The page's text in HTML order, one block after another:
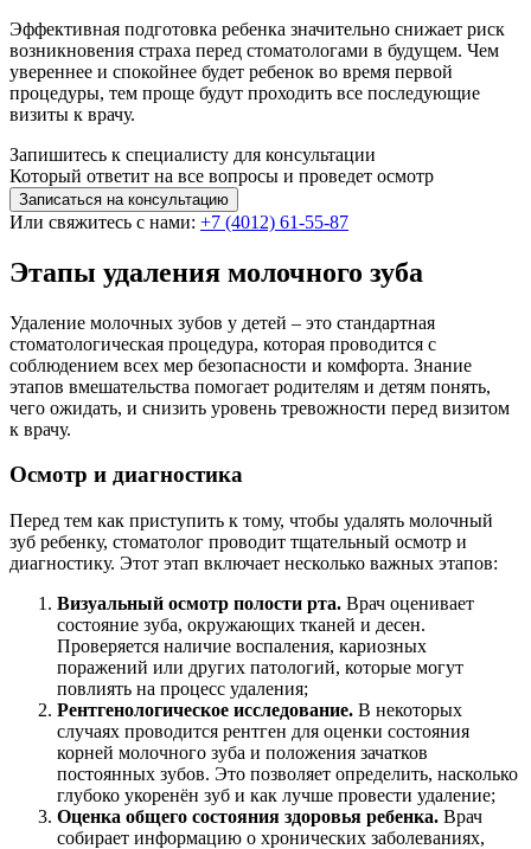
Эффективная подготовка ребенка значительно снижает риск
возникновения страха перед стоматологами в будущем. Чем
увереннее и спокойнее будет ребенок во время первой
процедуры, тем проще будут проходить все последующие
визиты к врачу.
Запишитесь к специалисту для консультации
Который ответит на все вопросы и проведет осмотр
Записаться на консультацию
Или свяжитесь с нами: +7 (4012) 61-55-87
Этапы удаления молочного зуба
Удаление молочных зубов у детей – это стандартная
стоматологическая процедура, которая проводится с
соблюдением всех мер безопасности и комфорта. Знание
этапов вмешательства помогает родителям и детям понять,
чего ожидать, и снизить уровень тревожности перед визитом
к врачу.
Осмотр и диагностика
Перед тем как приступить к тому, чтобы удалять молочный
зуб ребенку, стоматолог проводит тщательный осмотр и
диагностику. Этот этап включает несколько важных этапов:
Визуальный осмотр полости рта. Врач оценивает
состояние зуба, окружающих тканей и десен.
Проверяется наличие воспаления, кариозных
поражений или других патологий, которые могут
повлиять на процесс удаления;
Рентгенологическое исследование. В некоторых
случаях проводится рентген для оценки состояния
корней молочного зуба и положения зачатков
постоянных зубов. Это позволяет определить, насколько
глубоко укоренён зуб и как лучше провести удаление;
Оценка общего состояния здоровья ребенка. Врач
собирает информацию о хронических заболеваниях,